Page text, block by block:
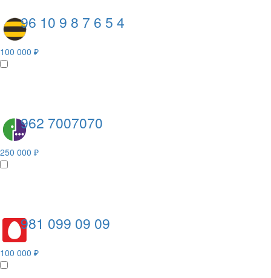
96 10 9 8 7 6 5 4
100 000 ₽
962 7007070
250 000 ₽
981 099 09 09
100 000 ₽